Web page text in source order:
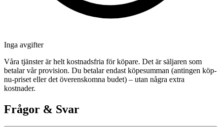
Inga avgifter
Våra tjänster är helt kostnadsfria för köpare. Det är säljaren som
betalar vår provision. Du betalar endast köpesumman (antingen köp-
nu-priset eller det överenskomna budet) – utan några extra
kostnader.
Frågor & Svar